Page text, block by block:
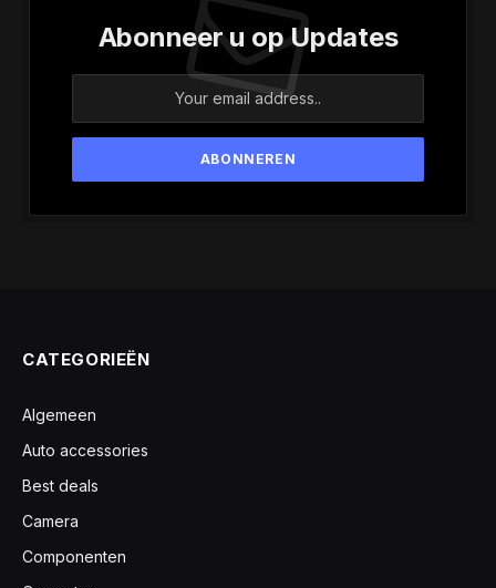
Abonneer u op Updates
CATEGORIEËN
Algemeen
Auto accessories
Best deals
Camera
Componenten